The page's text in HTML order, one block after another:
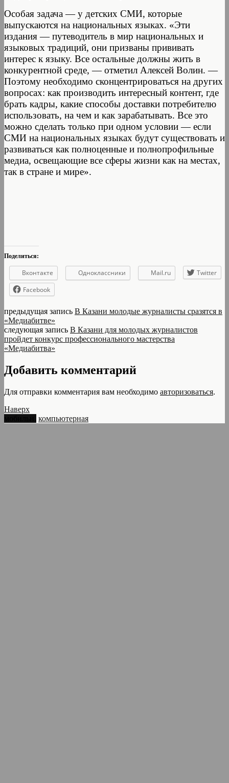
Особая задача — у детских СМИ, которые
выпускаются на национальных языках. «Эти
издания — путеводитель в мир национальных и
языковых традиций, они призваны прививать
интерес к языку. Все остальные должны жить в
конкурентной среде, — отметил Алексей Волин. —
Поэтому необходимо сконцентрироваться на других
вопросах: как производить интересный контент, где
брать кадры, какие способы доставки потребителю
использовать, на чем и как зарабатывать. Все это
можно сделать только при одном условии — если
СМИ на национальных языках будут существовать и
развиваться как полноценные и полнопрофильные
медиа, освещающие все сферы жизни как на местах,
так в стране и мире».
Поделиться:
Вконтакте Одноклассники Mail.ru
Twitter
Facebook
предыдущая запись В Казани молодые журналисты сразятся в
«Медиабитве»
следующая запись В Казани для молодых журналистов
пройдет конкурс профессионального мастерства
«Медиабитва»
Добавить комментарий
Для отправки комментария вам необходимо авторизоваться.
Наверх
компьютерная